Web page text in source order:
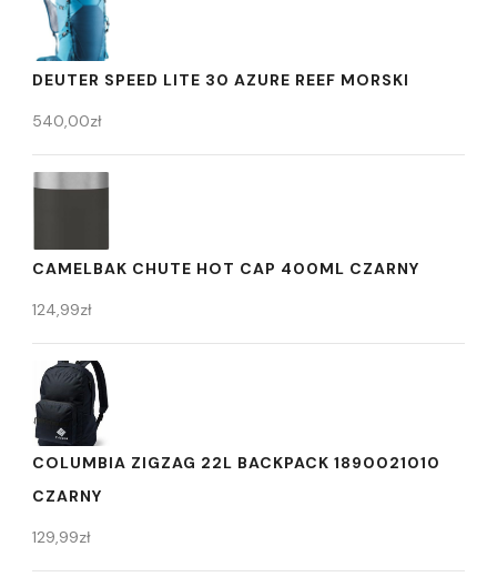
DEUTER SPEED LITE 30 AZURE REEF MORSKI
540,00zł
CAMELBAK CHUTE HOT CAP 400ML CZARNY
124,99zł
COLUMBIA ZIGZAG 22L BACKPACK 1890021010
CZARNY
129,99zł